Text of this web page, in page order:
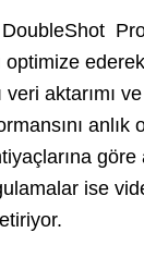
Pro
optimize
veri aktarımı
anlık
ise